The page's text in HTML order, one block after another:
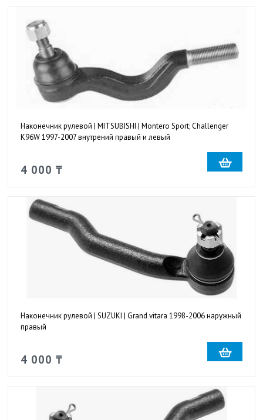
Наконечник рулевой | MITSUBISHI | Montero Sport; Challenger
K96W 1997-2007 внутрений правый и левый
4 000 ₸
Наконечник рулевой | SUZUKI | Grand vitara 1998-2006 наружный
правый
4 000 ₸